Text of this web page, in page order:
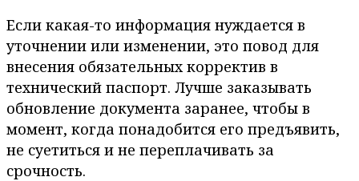
Если какая-то информация нуждается в
уточнении или изменении, это повод для
внесения обязательных корректив в
технический паспорт. Лучше заказывать
обновление документа заранее, чтобы в
момент, когда понадобится его предъявить,
не суетиться и не переплачивать за
срочность.